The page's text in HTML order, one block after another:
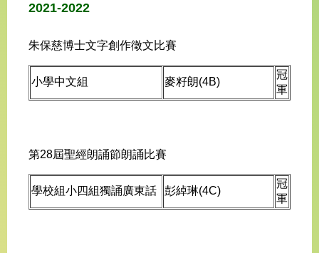
2021-2022
朱保慈博士文字創作徵文比賽
小學中文組 麥籽朗(4B)
冠
軍
第28屆聖經朗誦節朗誦比賽
學校組小四組獨誦廣東話 彭綽琳(4C)
冠
軍